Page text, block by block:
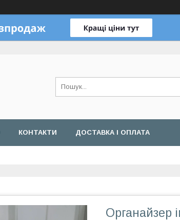
КОНТАКТИ ДОСТАВКА І ОПЛАТА
Органайзер